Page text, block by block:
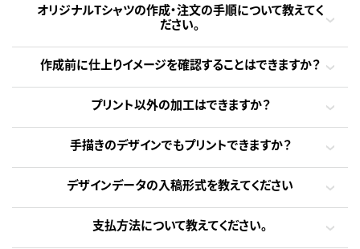
オリジナルTシャツの作成・注文の手順について教えてく
ださい。
作成前に仕上りイメージを確認することはできますか？
プリント以外の加工はできますか？
手描きのデザインでもプリントできますか？
デザインデータの入稿形式を教えてください
支払方法について教えてください。